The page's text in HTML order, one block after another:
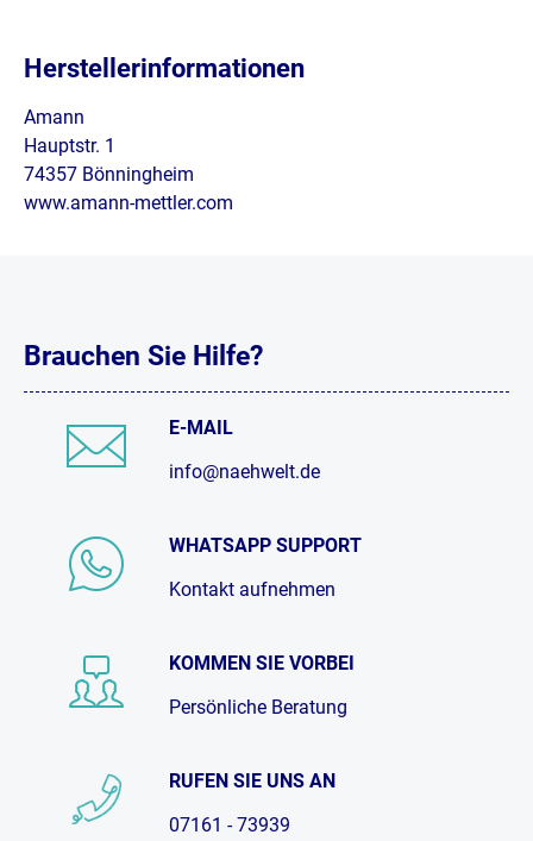
Herstellerinformationen
Amann
Hauptstr. 1
74357 Bönningheim
www.amann-mettler.com
Brauchen Sie Hilfe?
E-MAIL
info@naehwelt.de
WHATSAPP SUPPORT
Kontakt aufnehmen
KOMMEN SIE VORBEI
Persönliche Beratung
RUFEN SIE UNS AN
07161 - 73939